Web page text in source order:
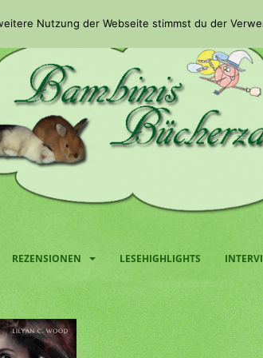
REZENSIONEN LESEHIGHLIGHTS
Nutzung der Webseite stimmst du der